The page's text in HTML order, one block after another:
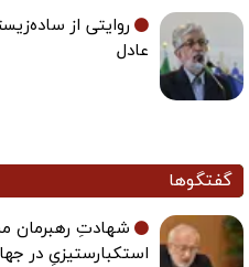
روایتی از
عادل
گفتگوها
شهادتِ رهبرمان
استکبارستیزیِ در